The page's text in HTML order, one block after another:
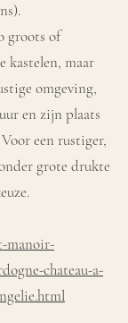
groots of
kastelen, maar
omgeving,
en zijn plaats
een rustiger,
grote drukte
manoir-
chateau-a-